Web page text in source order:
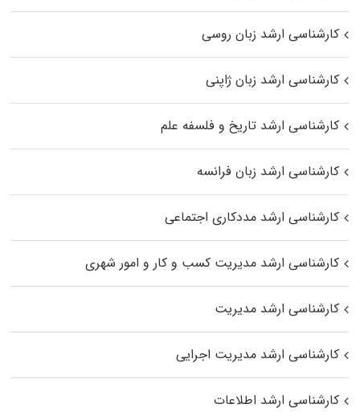
کارشناسی ارشد زبان روسی
کارشناسی ارشد زبان ژاپنی
کارشناسی ارشد تاریخ و فلسفه علم
کارشناسی ارشد زبان فرانسه
کارشناسی ارشد مددکاری اجتماعی
کارشناسی ارشد مدیریت کسب و کار و امور شهری
کارشناسی ارشد مدیریت
کارشناسی ارشد مدیریت اجرایی
کارشناسی ارشد اطلاعات